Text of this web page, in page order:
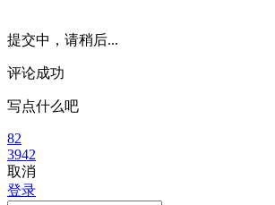
提交中，请稍后...
评论成功
写点什么吧
82
3942
取消
登录